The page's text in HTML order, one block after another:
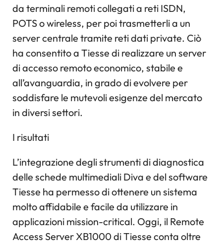
da terminali remoti collegati a reti ISDN,
POTS o wireless, per poi trasmetterli a un
server centrale tramite reti dati private. Ciò
ha consentito a Tiesse di realizzare un server
di accesso remoto economico, stabile e
all’avanguardia, in grado di evolvere per
soddisfare le mutevoli esigenze del mercato
in diversi settori.
I risultati
L’integrazione degli strumenti di diagnostica
delle schede multimediali Diva e del software
Tiesse ha permesso di ottenere un sistema
molto affidabile e facile da utilizzare in
applicazioni mission-critical. Oggi, il Remote
Access Server XB1000 di Tiesse conta oltre